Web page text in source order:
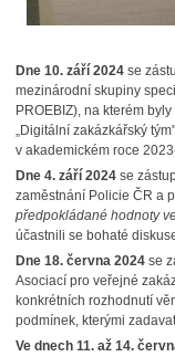
Dne 10. září 2024 se
mezinárodní skupiny
PROEBIZ), na kterém
„Digitální zakázkářský
v akademickém roce
Dne 4. září 2024 se
zaměstnání Policie ČR a
předpokládané hodnoty
účastnili se bohaté
Dne 18. června 2024se
Asociací pro veřejné
konkrétních rozhodnutí
podmínek, kterými
Ve dnech 11. až 14.